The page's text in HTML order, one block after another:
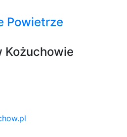
Powietrze
Kożuchowie